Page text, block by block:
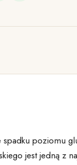
spadku poziomu
jest jedną z